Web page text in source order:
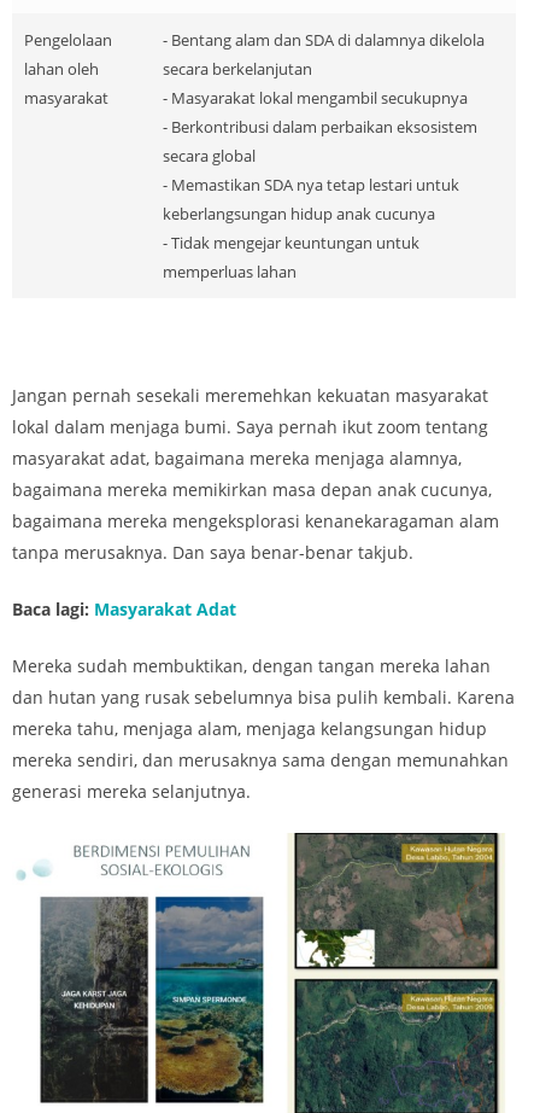
Pengelolaan
lahan oleh
masyarakat
- Bentang alam dan SDA di dalamnya dikelola
secara berkelanjutan
- Masyarakat lokal mengambil secukupnya
- Berkontribusi dalam perbaikan eksosistem
secara global
- Memastikan SDA nya tetap lestari untuk
keberlangsungan hidup anak cucunya
- Tidak mengejar keuntungan untuk
memperluas lahan
Jangan pernah sesekali meremehkan kekuatan masyarakat
lokal dalam menjaga bumi. Saya pernah ikut zoom tentang
masyarakat adat, bagaimana mereka menjaga alamnya,
bagaimana mereka memikirkan masa depan anak cucunya,
bagaimana mereka mengeksplorasi kenanekaragaman alam
tanpa merusaknya. Dan saya benar-benar takjub.
Baca lagi: Masyarakat Adat
Mereka sudah membuktikan, dengan tangan mereka lahan
dan hutan yang rusak sebelumnya bisa pulih kembali. Karena
mereka tahu, menjaga alam, menjaga kelangsungan hidup
mereka sendiri, dan merusaknya sama dengan memunahkan
generasi mereka selanjutnya.